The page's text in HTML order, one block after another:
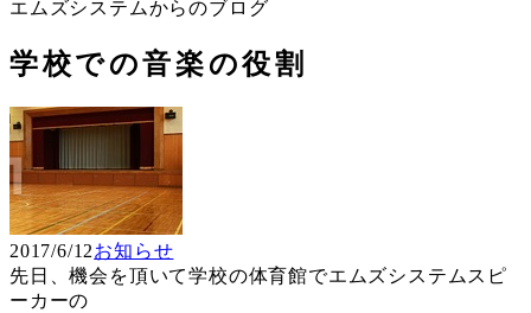
エムズシステムからのブログ
学校での音楽の役割
2017/6/12お知らせ
先日、機会を頂いて学校の体育館でエムズシステムスピ
ーカーの